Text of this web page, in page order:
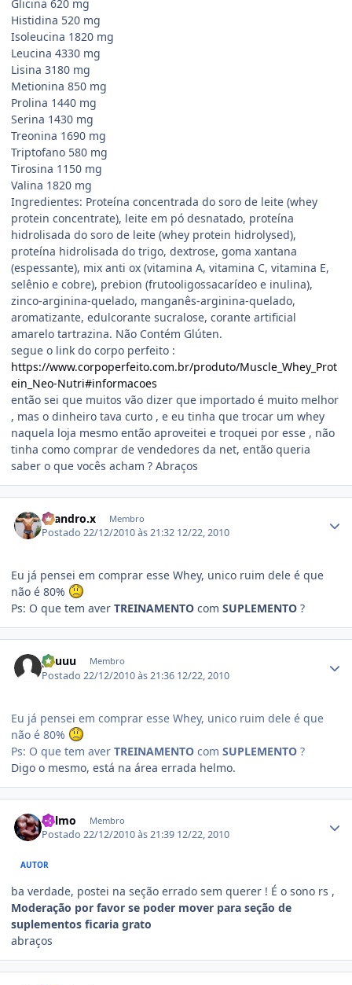
Glicina 620 mg
Histidina 520 mg
Isoleucina 1820 mg
Leucina 4330 mg
Lisina 3180 mg
Metionina 850 mg
Prolina 1440 mg
Serina 1430 mg
Treonina 1690 mg
Triptofano 580 mg
Tirosina 1150 mg
Valina 1820 mg
Ingredientes: Proteína concentrada do soro de leite (whey
protein concentrate), leite em pó desnatado, proteína
hidrolisada do soro de leite (whey protein hidrolysed),
proteína hidrolisada do trigo, dextrose, goma xantana
(espessante), mix anti ox (vitamina A, vitamina C, vitamina E,
selênio e cobre), prebion (frutooligossacarídeo e inulina),
zinco-arginina-quelado, manganês-arginina-quelado,
aromatizante, edulcorante sucralose, corante artificial
amarelo tartrazina. Não Contém Glúten.
segue o link do corpo perfeito :
https://www.corpoperfeito.com.br/produto/Muscle_Whey_Prot
ein_Neo-Nutri#informacoes
então sei que muitos vão dizer que importado é muito melhor
, mas o dinheiro tava curto , e eu tinha que trocar um whey
naquela loja mesmo então aproveitei e troquei por esse , não
tinha como comprar de vendedores da net, então queria
saber o que vocês acham ? Abraços
Leandro.x Membro
Postado22/12/2010 às 21:32 12/22, 2010
Eu já pensei em comprar esse Whey, unico ruim dele é que
não é 80%
Ps: O que tem aver TREINAMENTO com SUPLEMENTO ?
peuuu Membro
Postado22/12/2010 às 21:36 12/22, 2010
Eu já pensei em comprar esse Whey, unico ruim dele é que
não é 80%
Ps: O que tem aver TREINAMENTO com SUPLEMENTO ?
Digo o mesmo, está na área errada helmo.
helmo Membro
Postado22/12/2010 às 21:39 12/22, 2010
AUTOR
ba verdade, postei na seção errado sem querer ! É o sono rs ,
Moderação por favor se poder mover para seção de
suplementos ficaria grato
abraços